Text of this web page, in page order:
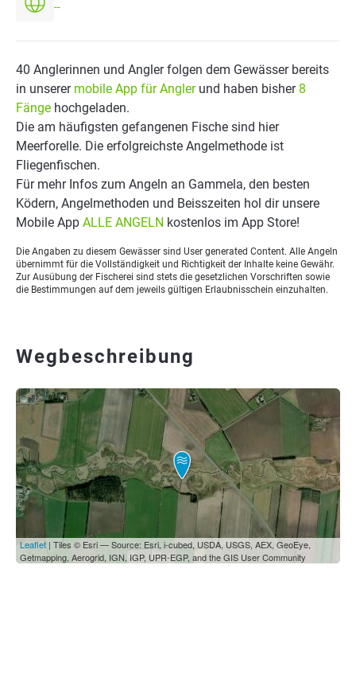
--
40 Anglerinnen und Angler folgen dem Gewässer bereits
in unserer mobile App für Anglerund haben bisher 8
Fänge hochgeladen.
Die am häufigsten gefangenen Fische sind hier
Meerforelle. Die erfolgreichste Angelmethode ist
Fliegenfischen.
Für mehr Infos zum Angeln an Gammela, den besten
Ködern, Angelmethoden und Beisszeiten hol dir unsere
Mobile App ALLE ANGELN kostenlos im App Store!
Die Angaben zu diesem Gewässer sind User generated Content. Alle Angeln
übernimmt für die Vollständigkeit und Richtigkeit der Inhalte keine Gewähr.
Zur Ausübung der Fischerei sind stets die gesetzlichen Vorschriften sowie
die Bestimmungen auf dem jeweils gültigen Erlaubnisschein einzuhalten.
Wegbeschreibung
Leaflet | Tiles © Esri — Source: Esri, i-cubed, USDA, USGS, AEX, GeoEye,
Getmapping, Aerogrid, IGN, IGP, UPR-EGP, and the GIS User Community